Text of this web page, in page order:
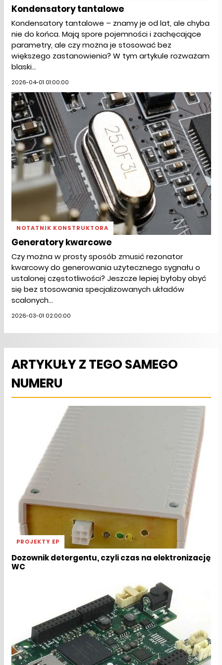
Kondensatory tantalowe
Kondensatory tantalowe – znamy je od lat, ale chyba
nie do końca. Mają spore pojemności i zachęcające
parametry, ale czy można je stosować bez
większego zastanowienia? W tym artykule rozważam
blaski...
2026-04-01 01:00:00
NOTATNIK KONSTRUKTORA
Generatory kwarcowe
Czy można w prosty sposób zmusić rezonator
kwarcowy do generowania użytecznego sygnału o
ustalonej częstotliwości? Jeszcze lepiej byłoby obyć
się bez stosowania specjalizowanych układów
scalonych...
2026-03-01 02:00:00
ARTYKUŁY Z TEGO SAMEGO
NUMERU
PROJEKTY EP
Dozownik detergentu, czyli czas na elektronizację
WC